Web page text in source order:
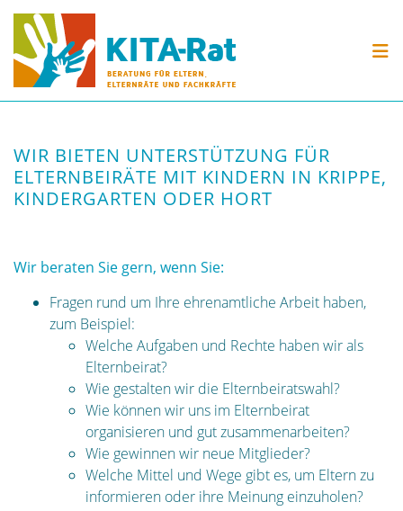
Skip to content
WIR BIETEN UNTERSTÜTZUNG FÜR
ELTERNBEIRÄTE MIT KINDERN IN KRIPPE,
KINDERGARTEN ODER HORT
Wir beraten Sie gern, wenn Sie:
Fragen rund um Ihre ehrenamtliche Arbeit haben,
zum Beispiel:
Welche Aufgaben und Rechte haben wir als
Elternbeirat?
Wie gestalten wir die Elternbeiratswahl?
Wie können wir uns im Elternbeirat
organisieren und gut zusammenarbeiten?
Wie gewinnen wir neue Mitglieder?
Welche Mittel und Wege gibt es, um Eltern zu
informieren oder ihre Meinung einzuholen?
BERATUNG
MATERIAL